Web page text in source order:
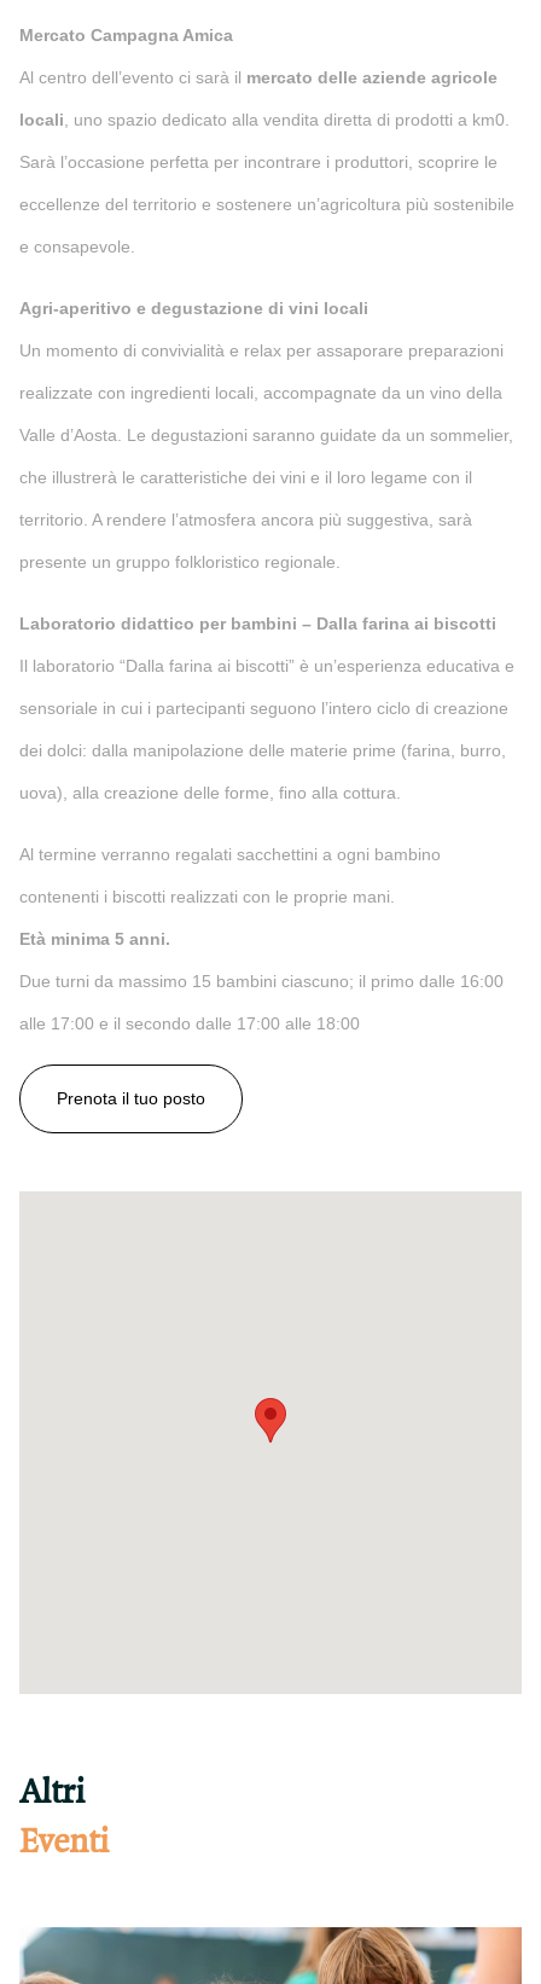
Mercato Campagna Amica
Al centro dell’evento ci sarà il mercato delle aziende agricole
locali , uno spazio dedicato alla vendita diretta di prodotti a km0.
Sarà l’occasione perfetta per incontrare i produttori, scoprire le
eccellenze del territorio e sostenere un’agricoltura più sostenibile
e consapevole.
Agri-aperitivo e degustazione di vini locali
Un momento di convivialità e relax per assaporare preparazioni
realizzate con ingredienti locali, accompagnate da un vino della
Valle d’Aosta. Le degustazioni saranno guidate da un sommelier,
che illustrerà le caratteristiche dei vini e il loro legame con il
territorio. A rendere l’atmosfera ancora più suggestiva, sarà
presente un gruppo folkloristico regionale.
Laboratorio didattico per bambini – Dalla farina ai biscotti
Il laboratorio “Dalla farina ai biscotti” è un’esperienza educativa e
sensoriale in cui i partecipanti seguono l’intero ciclo di creazione
dei dolci: dalla manipolazione delle materie prime (farina, burro,
uova), alla creazione delle forme, fino alla cottura.
Al termine verranno regalati sacchettini a ogni bambino
contenenti i biscotti realizzati con le proprie mani.
Età minima 5 anni.
Due turni da massimo 15 bambini ciascuno; il primo dalle 16:00
alle 17:00 e il secondo dalle 17:00 alle 18:00
Prenota il tuo posto
Altri
Eventi